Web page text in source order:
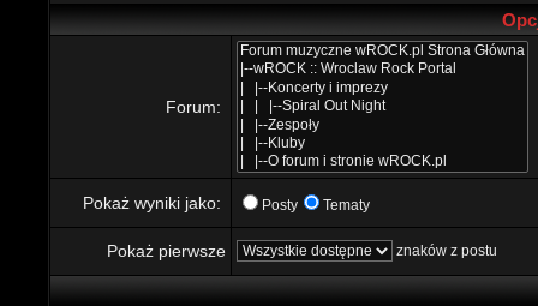
Forum:
Pokaż wyniki jako: Posty Tematy
Pokaż pierwsze znaków z postu